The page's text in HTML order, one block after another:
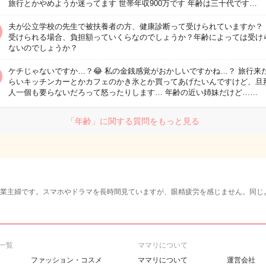
旅行とかやめようか迷ってます 世帯年収900万です 年齢は三十代です…
夫が公立学校の先生で被扶養者の方、健康診断って受けられていますか？
受けられる場合、負担額っていくらなのでしょうか？年齢によっては受け
ないのでしょうか？
ケチじゃないですか…？😂 私の金銭感覚がおかしいですかね…？ 旅行来
らいキッチンカーとかカフェのかき氷とか買ってあげたいんですけど、旦
人一個も要らないだろって怒ったりします… 年齢の近い姉妹だけど……
「年齢」に関する質問をもっと見る
主婦です。スマホやドラマを長時間見ていますが、眼精疲労を感じません。同
覧
ファッション・コスメ
ママリについて
ママリについて
運営会社